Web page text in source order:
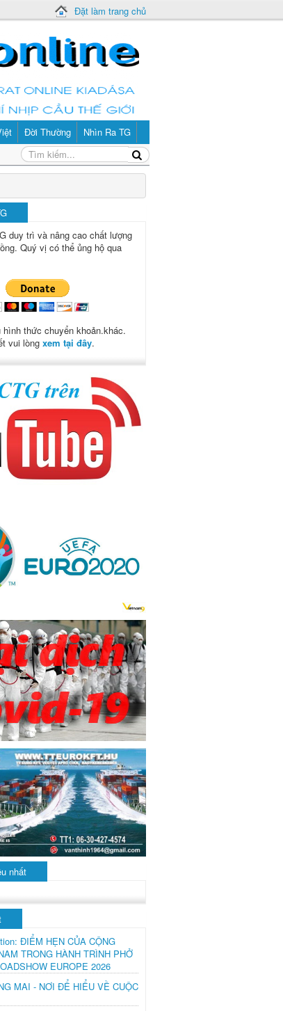
Đặt làm trang chủ
Đời Thường Nhìn Ra TG
duy trì và nâng cao chất lượng
Quý vị có thể ủng hộ qua
hình thức chuyển khoản.khác.
vui lòng xem tại đây.
nhất
ĐIỂM HẸN CỦA CỘNG
TRONG HÀNH TRÌNH PHỞ
EUROPE 2026
MAI - NƠI ĐỂ HIỂU VỀ CUỘC